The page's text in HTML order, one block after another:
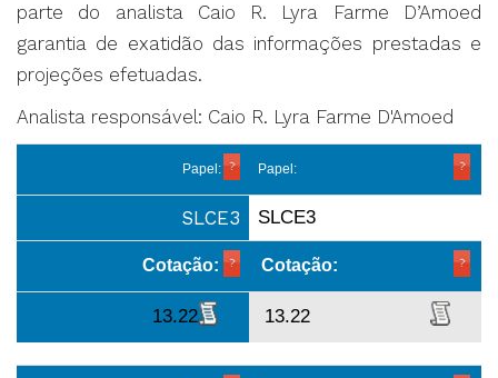
parte do analista Caio R. Lyra Farme D’Amoed
garantia de exatidão das informações prestadas e
projeções efetuadas.
Analista responsável: Caio R. Lyra Farme D'Amoed
Papel: Papel:
SLCE3 SLCE3
Cotação: Cotação:
13.22 13.22